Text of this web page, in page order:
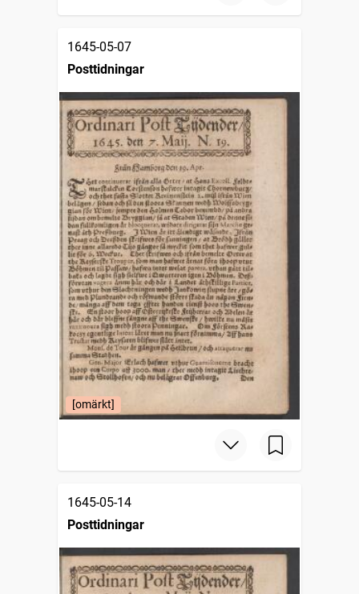
1645-05-07
Posttidningar
[omärkt]
1645-05-14
Posttidningar